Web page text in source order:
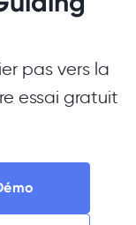
pas vers la
essai gratuit